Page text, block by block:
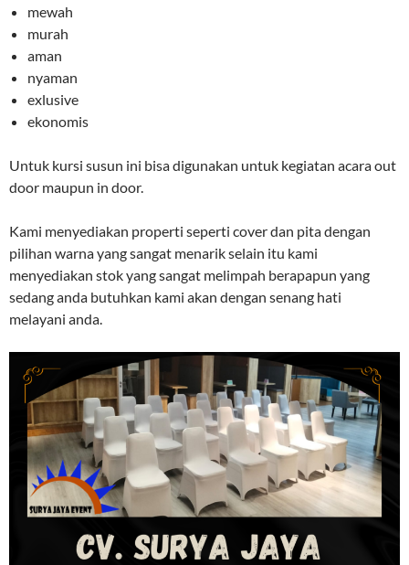
mewah
murah
aman
nyaman
exlusive
ekonomis
Untuk kursi susun ini bisa digunakan untuk kegiatan acara out
door maupun in door.
Kami menyediakan properti seperti cover dan pita dengan
pilihan warna yang sangat menarik selain itu kami
menyediakan stok yang sangat melimpah berapapun yang
sedang anda butuhkan kami akan dengan senang hati
melayani anda.